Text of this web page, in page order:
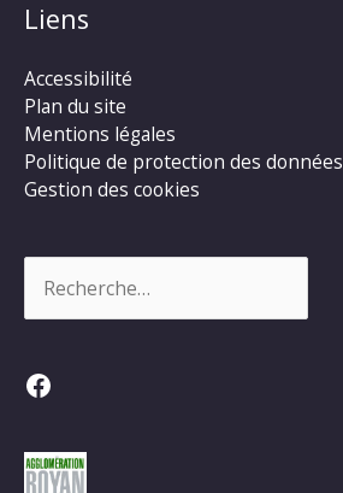
Liens
Accessibilité
Plan du site
Mentions légales
Politique de protection des données
Gestion des cookies
Facebook